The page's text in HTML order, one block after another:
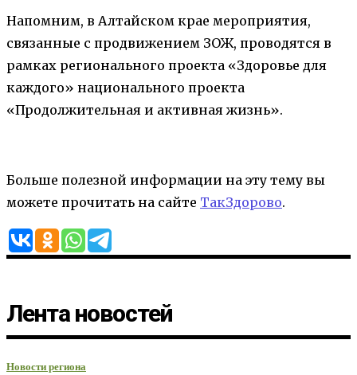
Напомним, в Алтайском крае мероприятия,
связанные с продвижением ЗОЖ, проводятся в
рамках регионального проекта «Здоровье для
каждого» национального проекта
«Продолжительная и активная жизнь».
Больше полезной информации на эту тему вы
можете прочитать на сайте ТакЗдорово.
Лента новостей
Новости региона